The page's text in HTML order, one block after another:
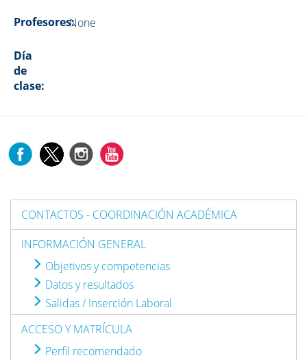
Profesores:None
Día
de
clase:
CONTACTOS - COORDINACIÓN ACADÉMICA
INFORMACIÓN GENERAL
Objetivos y competencias
Datos y resultados
Salidas / Inserción Laboral
ACCESO Y MATRÍCULA
Perfil recomendado